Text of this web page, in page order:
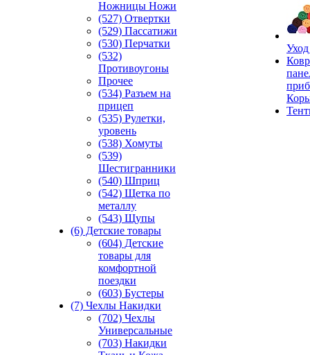
Ножницы Ножи
(527) Отвертки
(529) Пассатижи
(530) Перчатки
(532)
Противоугоны
Прочее
(534) Разъем на
прицеп
(535) Рулетки,
уровень
(538) Хомуты
(539)
Шестигранники
(540) Шприц
(542) Щетка по
металлу
(543) Щупы
(6) Детские товары
(604) Детские
товары для
комфортной
поездки
(603) Бустеры
(7) Чехлы Накидки
(702) Чехлы
Универсальные
(703) Накидки
Уход